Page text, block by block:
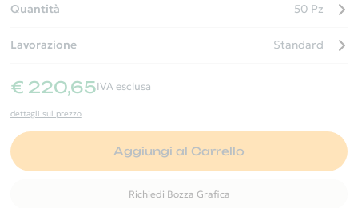
Quantità 50 Pz
Lavorazione Standard
€ 220,65IVA esclusa
dettagli sul prezzo
Aggiungi al Carrello
Richiedi Bozza Grafica